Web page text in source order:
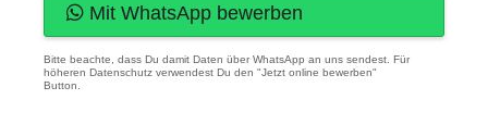
Mit WhatsApp bewerben
Bitte beachte, dass Du damit Daten über WhatsApp an uns sendest. Für
höheren Datenschutz verwendest Du den "Jetzt online bewerben"
Button.